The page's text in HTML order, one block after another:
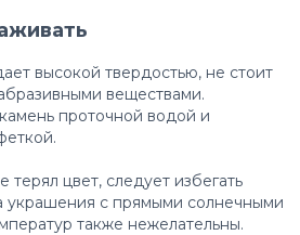
высокой твердостью, не стоит
веществами.
проточной водой и
терял цвет, следует избегать
украшения с прямыми солнечными
также нежелательны.